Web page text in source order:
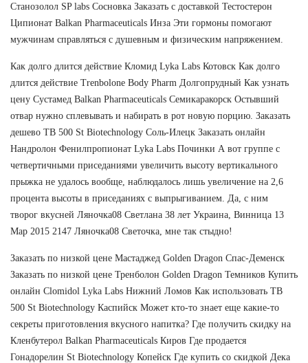
Станозолол SP labs Сосновка Заказать с доставкой Тестостерон
Ципионат Balkan Pharmaceuticals Инза Эти гормоны помогают
мужчинам справляться с душевным и физическим напряжением.
Как долго длится действие Кломид Lyka Labs Котовск Как долго
длится действие Trenbolone Body Pharm Долгопрудный Как узнать
цену Сустамед Balkan Pharmaceuticals Семикаракорск Остывший
отвар нужно сплевывать и набирать в рот новую порцию. Заказать
дешево TB 500 St Biotechnology Соль-Илецк Заказать онлайн
Нандролон Фенилпропионат Lyka Labs Починки А вот группе с
четвертичными приседаниями увеличить высоту вертикального
прыжка не удалось вообще, наблюдалось лишь увеличение на 2,6
процента высоты в приседаниях с выпрыгиванием. Да, с ним
творог вкусней Ляночка08 Светлана 38 лет Украина, Винница 13
Мар 2015 2147 Ляночка08 Светочка, мне так стыдно!
Заказать по низкой цене Мастаджед Golden Dragon Спас-Деменск
Заказать по низкой цене Тренболон Golden Dragon Темников Купить
онлайн Clomidol Lyka Labs Нижний Ломов Как использовать TB
500 St Biotechnology Каспийск Может кто-то знает еще какие-то
секреты приготовления вкусного напитка? Где получить скидку на
Кленбутерол Balkan Pharmaceuticals Киров Где продается
Гонадорелин St Biotechnology Копейск Где купить со скидкой Дека